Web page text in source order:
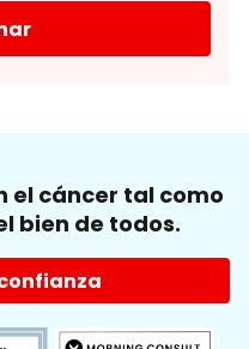
el cáncer tal como
bien de todos.